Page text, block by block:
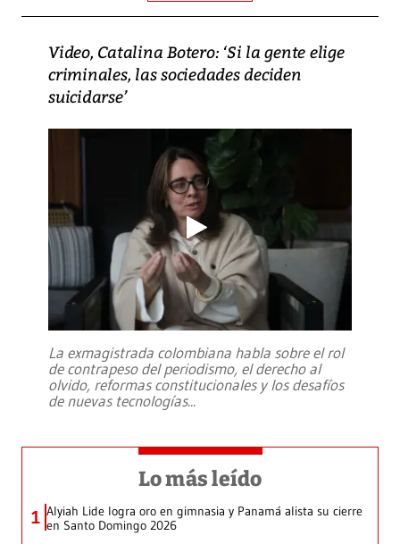
Video, Catalina Botero: ‘Si la gente elige
criminales, las sociedades deciden
suicidarse’
La exmagistrada colombiana habla sobre el rol
de contrapeso del periodismo, el derecho al
olvido, reformas constitucionales y los desafíos
de nuevas tecnologías...
Lo más leído
1 Alyiah Lide logra oro en gimnasia y Panamá alista su cierre
en Santo Domingo 2026